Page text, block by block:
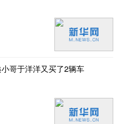
哥于洋洋又买了2辆车